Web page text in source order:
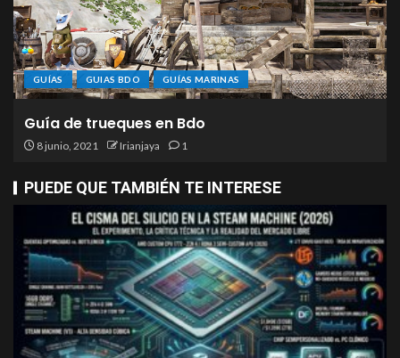
GUÍAS GUIAS BDO GUÍAS MARINAS
Guía de trueques en Bdo
8 junio, 2021 Irianjaya 1
PUEDE QUE TAMBIÉN TE INTERESE